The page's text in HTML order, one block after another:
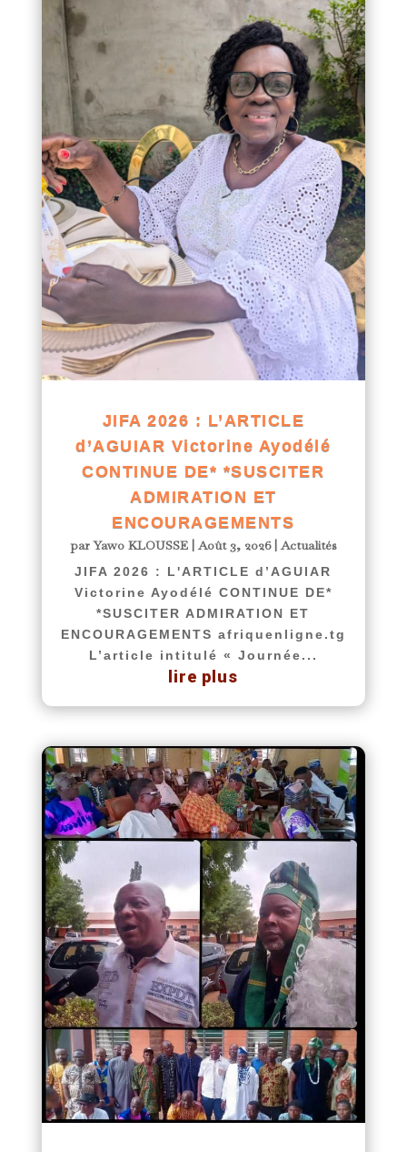
JIFA 2026 : L’ARTICLE
d’AGUIAR Victorine Ayodélé
CONTINUE DE* *SUSCITER
ADMIRATION ET
ENCOURAGEMENTS
parYawo KLOUSSE|Août 3, 2026|Actualités
JIFA 2026 : L'ARTICLE d’AGUIAR
Victorine Ayodélé CONTINUE DE*
*SUSCITER ADMIRATION ET
ENCOURAGEMENTS afriquenligne.tg
L’article intitulé « Journée...
lire plus